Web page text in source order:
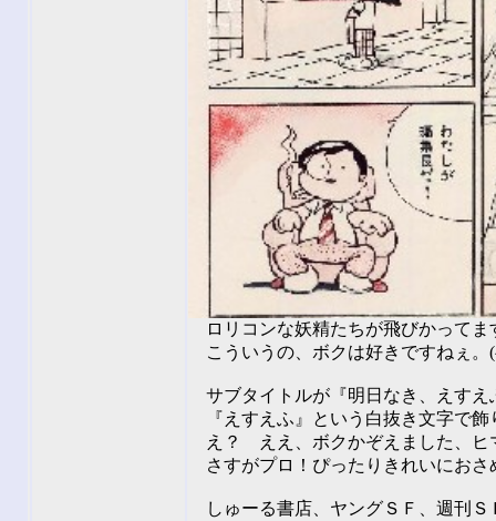
ロリコンな妖精たちが飛びかってま
こういうの、ボクは好きですねぇ。
サブタイトルが『明日なき、えすえ
『えすえふ』という白抜き文字で飾
え？ ええ、ボクかぞえました、ヒ
さすがプロ！ぴったりきれいにおさ
しゅーる書店、ヤングＳＦ、週刊Ｓ